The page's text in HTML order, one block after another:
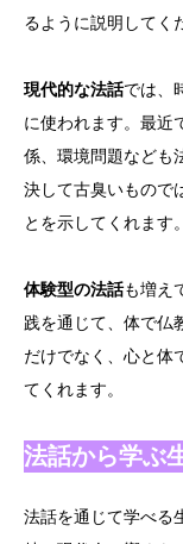
るように説明してく
現代的な法話では、
に使われます。最近
係、環境問題なども
決して古臭いもので
とを示してくれます。
体験型の法話も増え
践を通じて、体で仏
だけでなく、心と体
てくれます。
法話から学ぶ
法話を通じて学べる